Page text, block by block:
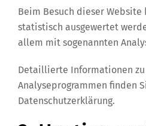
Beim Besuch dieser
statistisch ausgewertet
allem mit sogenannten
Detaillierte Informationen
Analyseprogrammen finden
Datenschutzerklärung.